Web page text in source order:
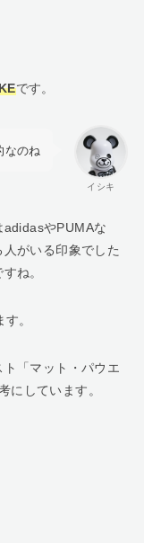
です。
イシキ
なのね
adidasやPUMAな
がいる印象でした
ね。
。
「マット・パウエ
にしています。